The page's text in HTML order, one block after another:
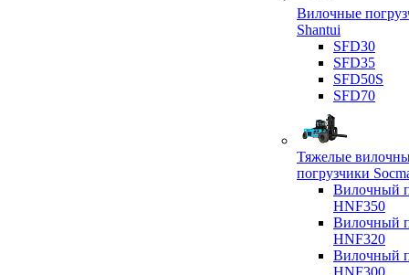
Вилочные
Shantui
SFD30
SFD35
SFD50S
SFD70
Тяжелые
погрузчики
Вилочный
HNF350
Вилочный
HNF320
Вилочный
HNF300